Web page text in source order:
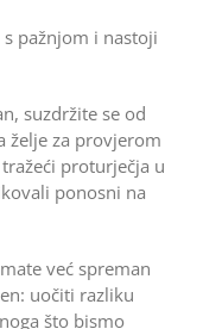
pažnjom i nastoji
suzdržite se od
želje za provjerom
proturječja u
ponosni na
već spreman
uočiti razliku
što bismo